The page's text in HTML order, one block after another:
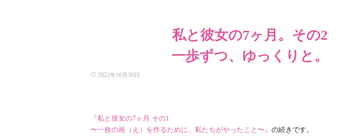
私と彼女の7ヶ月。その2
一歩ずつ、ゆっくりと。
2022年10月30日
『私と彼女の7ヶ月 その1
〜一枚の画（え）を作るために、私たちがやったこと〜』 の続きです。